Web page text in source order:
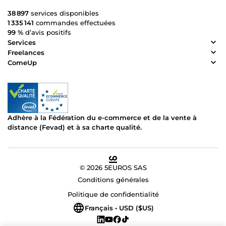
38 897 services disponibles
1 335 141 commandes effectuées
99 % d’avis positifs
Services
Freelances
ComeUp
Adhère à la Fédération du e-commerce et de la vente à
distance (Fevad) et à sa charte qualité.
© 2026 5EUROS SAS
Conditions générales
Politique de confidentialité
Français • USD ($US)